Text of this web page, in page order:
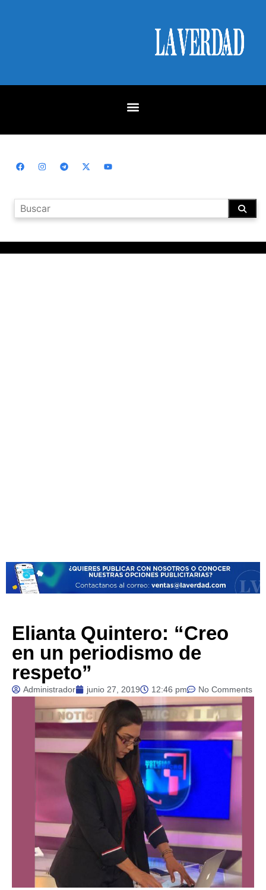
Elianta Quintero: “Creo
en un periodismo de
respeto”
Administrador junio 27, 2019 12:46 pm No Comments